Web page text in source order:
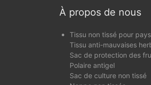
À propos de nous
Tissu non tissé pour
Tissu anti-mauvaises
Sac de protection des
Polaire antigel
Sac de culture non tissé